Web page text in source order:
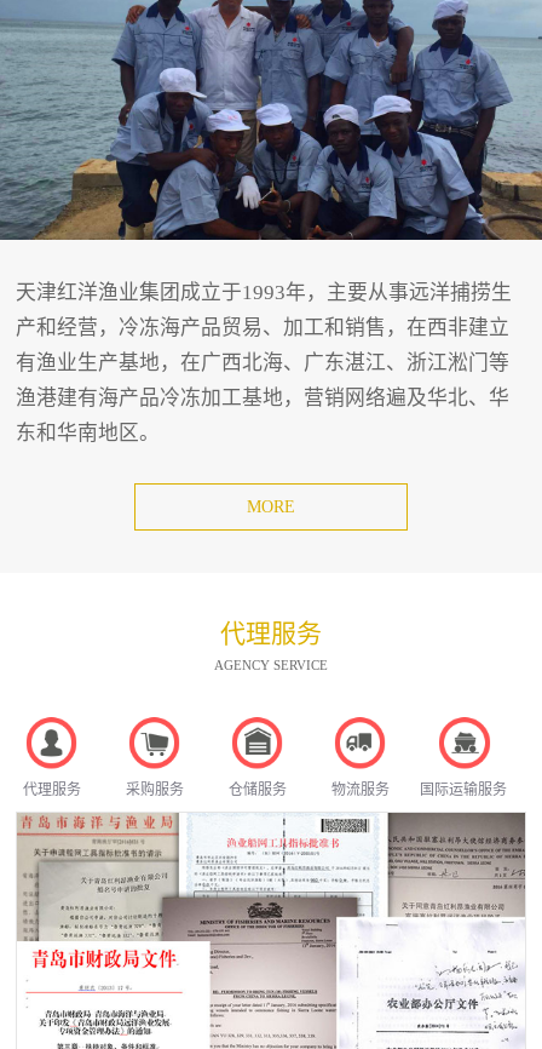
天津红洋渔业集团成立于1993年，主要从事远洋捕捞生
产和经营，冷冻海产品贸易、加工和销售，在西非建立
有渔业生产基地，在广西北海、广东湛江、浙江淞门等
渔港建有海产品冷冻加工基地，营销网络遍及华北、华
东和华南地区。
MORE
代理服务
AGENCY SERVICE
代理服务 采购服务 仓储服务 物流服务 国际运输服务